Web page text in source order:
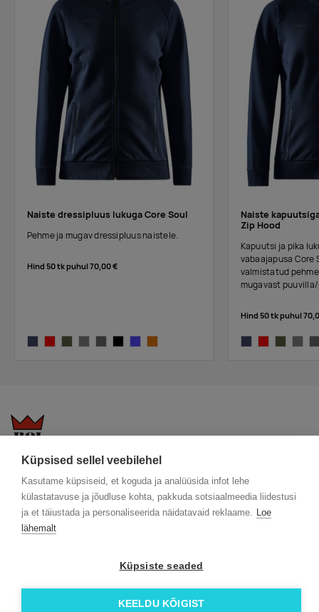
Küpsised sellel veebilehel
Kasutame küpsiseid, et koguda ja analüüsida infot lehe
külastatavuse ja jõudluse kohta, pakkuda sotsiaalmeedia liidestusi
ja et täiustada ja personaliseerida näidatavaid reklaame. Loe
lähemalt
Küpsiste seaded
KEELDU KÕIGIST
melange
305
Tarnija
laos
Naiste dressipluus lukuga Core Soul
Pehme ja mugav dressipluus naistele.
Hind 50 tk puhul70,00 €
Naiste
Zip Hood
Kapuutsi ja pika
vabaajapusa Core
valmistatud
mugavast
Hind 50 tk puhul
KKK
Trükitehnikad
Meist lähemalt
Üldtingimused
ÖKO reklaamkingitused
Kontakt
Facebook
© 2026 Roi OÜ | Kõik õigused on kaitstud.